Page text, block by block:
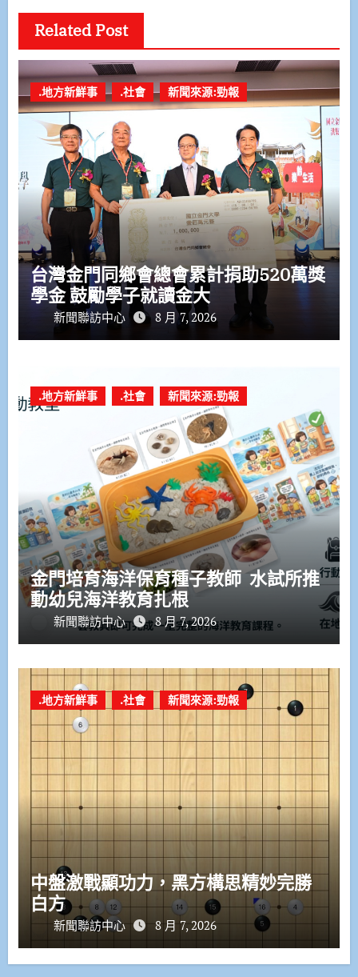
Related Post
.地方新鮮事 .社會 新聞來源:勁報
台灣金門同鄉會總會累計捐助520萬獎
學金 鼓勵學子就讀金大
新聞聯訪中心 8 月 7, 2026
.地方新鮮事 .社會 新聞來源:勁報
金門培育海洋保育種子教師 水試所推
動幼兒海洋教育扎根
新聞聯訪中心 8 月 7, 2026
.地方新鮮事 .社會 新聞來源:勁報
中盤激戰顯功力，黑方構思精妙完勝
白方
新聞聯訪中心 8 月 7, 2026